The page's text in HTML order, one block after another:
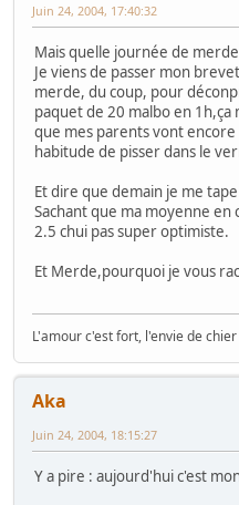
Juin 24, 2004, 17:40:32
Mais quelle journée de
Je viens de passer mon
merde, du coup, pour
paquet de 20 malbo en 1h,ça
que mes parents vont
habitude de pisser dans le
Et dire que demain je me
Sachant que ma moyenne
2.5 chui pas super optimiste.
Et Merde,pourquoi je vous
L'amour c'est fort, l'envie de
Aka
Juin 24, 2004, 18:15:27
Y a pire : aujourd'hui c'est